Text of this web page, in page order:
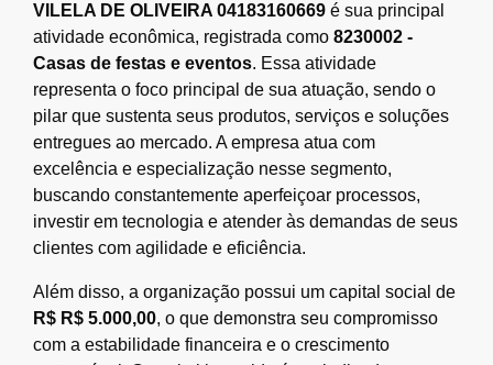
VILELA DE OLIVEIRA 04183160669 é sua principal
atividade econômica, registrada como 8230002 -
Casas de festas e eventos. Essa atividade
representa o foco principal de sua atuação, sendo o
pilar que sustenta seus produtos, serviços e soluções
entregues ao mercado. A empresa atua com
excelência e especialização nesse segmento,
buscando constantemente aperfeiçoar processos,
investir em tecnologia e atender às demandas de seus
clientes com agilidade e eficiência.
Além disso, a organização possui um capital social de
R$ R$ 5.000,00, o que demonstra seu compromisso
com a estabilidade financeira e o crescimento